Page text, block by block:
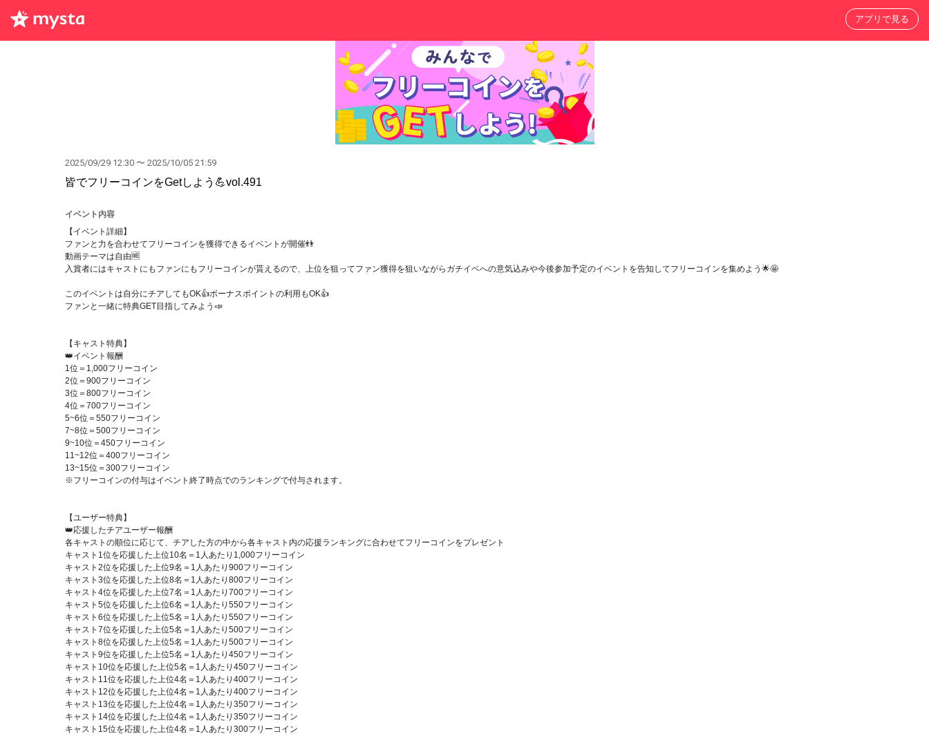
アプリで見る
2025/09/29 12:30 〜 2025/10/05 21:59
皆でフリーコインをGetしよう💪vol.491
イベント内容
【イベント詳細】
ファンと力を合わせてフリーコインを獲得できるイベントが開催👬
動画テーマは自由🆓
入賞者にはキャストにもファンにもフリーコインが貰えるので、上位を狙ってファン獲得を狙いながらガチイベへの意気込みや今後参加予定のイベントを告知してフリーコインを集めよう🌟🤩
このイベントは自分にチアしてもOK👍ボーナスポイントの利用もOK👍
ファンと一緒に特典GET目指してみよう📣
【キャスト特典】
👑イベント報酬
1位＝1,000フリーコイン
2位＝900フリーコイン
3位＝800フリーコイン
4位＝700フリーコイン
5~6位＝550フリーコイン
7~8位＝500フリーコイン
9~10位＝450フリーコイン
11~12位＝400フリーコイン
13~15位＝300フリーコイン
※フリーコインの付与はイベント終了時点でのランキングで付与されます。
【ユーザー特典】
👑応援したチアユーザー報酬
各キャストの順位に応じて、チアした方の中から各キャスト内の応援ランキングに合わせてフリーコインをプレゼント
キャスト1位を応援した上位10名＝1人あたり1,000フリーコイン
キャスト2位を応援した上位9名＝1人あたり900フリーコイン
キャスト3位を応援した上位8名＝1人あたり800フリーコイン
キャスト4位を応援した上位7名＝1人あたり700フリーコイン
キャスト5位を応援した上位6名＝1人あたり550フリーコイン
キャスト6位を応援した上位5名＝1人あたり550フリーコイン
キャスト7位を応援した上位5名＝1人あたり500フリーコイン
キャスト8位を応援した上位5名＝1人あたり500フリーコイン
キャスト9位を応援した上位5名＝1人あたり450フリーコイン
キャスト10位を応援した上位5名＝1人あたり450フリーコイン
キャスト11位を応援した上位4名＝1人あたり400フリーコイン
キャスト12位を応援した上位4名＝1人あたり400フリーコイン
キャスト13位を応援した上位4名＝1人あたり350フリーコイン
キャスト14位を応援した上位4名＝1人あたり350フリーコイン
キャスト15位を応援した上位4名＝1人あたり300フリーコイン